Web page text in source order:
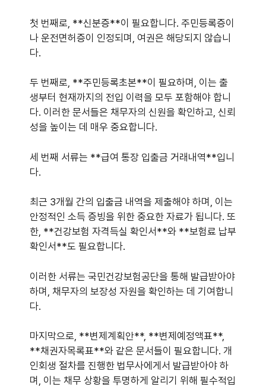
첫 번째로, **신분증**이 필요합니다. 주민등록증이
나 운전면허증이 인정되며, 여권은 해당되지 않습니
다.
두 번째로, **주민등록초본**이 필요하며, 이는 출
생부터 현재까지의 전입 이력을 모두 포함해야 합니
다. 이러한 문서들은 채무자의 신원을 확인하고, 신뢰
성을 높이는 데 매우 중요합니다.
세 번째 서류는 **급여 통장 입출금 거래내역**입니
다.
최근 3개월 간의 입출금 내역을 제출해야 하며, 이는
안정적인 소득 증빙을 위한 중요한 자료가 됩니다. 또
한, **건강보험 자격득실 확인서**와 **보험료 납부
확인서**도 필요합니다.
이러한 서류는 국민건강보험공단을 통해 발급받아야
하며, 채무자의 보장성 자원을 확인하는 데 기여합니
다.
마지막으로, **변제계획안**, **변제예정액표**,
**채권자목록표**와 같은 문서들이 필요합니다. 개
인회생 절차를 진행한 법무사에게서 발급받아야 하
며, 이는 채무 상황을 투명하게 알리기 위해 필수적입